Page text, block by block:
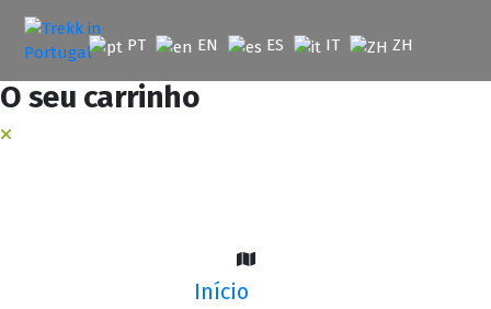
para
conteúdo
PT EN ES IT ZH
O seu carrinho
Início